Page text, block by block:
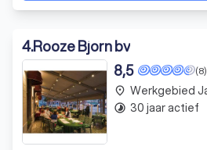
4.Rooze Bjorn bv
(8)
8,5
place Werkgebied
timelapse 30 jaar actief